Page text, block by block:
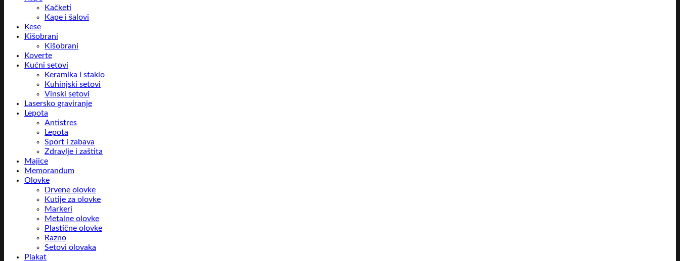
Kačketi
Kape i šalovi
Kese
Kišobrani
Kišobrani
Koverte
Kućni setovi
Keramika i staklo
Kuhinjski setovi
Vinski setovi
Lasersko graviranje
Lepota
Antistres
Lepota
Sport i zabava
Zdravlje i zaštita
Majice
Memorandum
Olovke
Drvene olovke
Kutije za olovke
Markeri
Metalne olovke
Plastične olovke
Razno
Setovi olovaka
Plakat